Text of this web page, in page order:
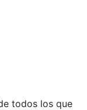
todos los que